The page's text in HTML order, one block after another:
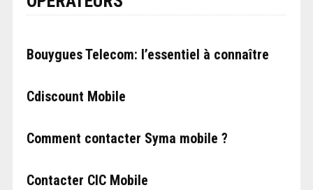
Bouygues Telecom: l’essentiel à connaître
Cdiscount Mobile
Comment contacter Syma mobile ?
Contacter CIC Mobile